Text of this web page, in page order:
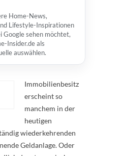
Home-News,
Lifestyle-Inspirationen
Google sehen möchtet,
Insider.de als
auswählen.
Immobilienbesitz
erscheint so
manchem in der
heutigen
wiederkehrenden
Geldanlage. Oder